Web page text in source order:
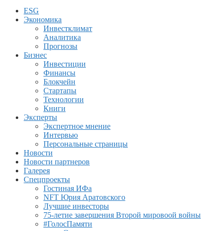
ESG
Экономика
Инвестклимат
Аналитика
Прогнозы
Бизнес
Инвестиции
Финансы
Блокчейн
Стартапы
Технологии
Книги
Эксперты
Экспертное мнение
Интервью
Персональные страницы
Новости
Новости партнеров
Галерея
Спецпроекты
Гостиная ИФа
NFT Юрия Аратовского
Лучшие инвесторы
75-летие завершения Второй мировоой войны
#ГолосПамяти